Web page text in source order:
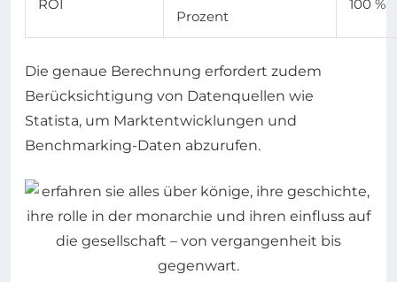
ROI
Prozent
100 %
Die genaue Berechnung erfordert zudem
Berücksichtigung von Datenquellen wie
Statista, um Marktentwicklungen und
Benchmarking-Daten abzurufen.